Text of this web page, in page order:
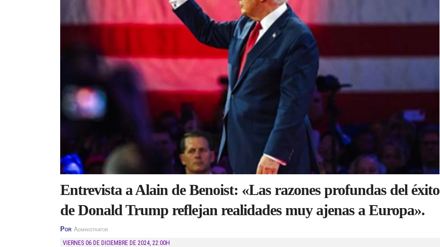
Entrevista a Alain de Benoist: «Las razones profundas del éxito
de Donald Trump reflejan realidades muy ajenas a Europa».
Por Administrator
VIERNES 06 DE DICIEMBRE DE 2024, 22:00H